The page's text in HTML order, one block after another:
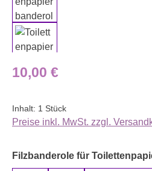
Regulärer Preis:
10,00 €
Inhalt: 1 Stück
Preise inkl. MwSt. zzgl.
Filzbanderole für